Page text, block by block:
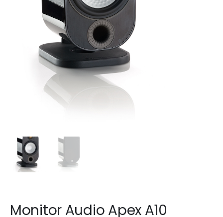
Monitor Audio Apex A10